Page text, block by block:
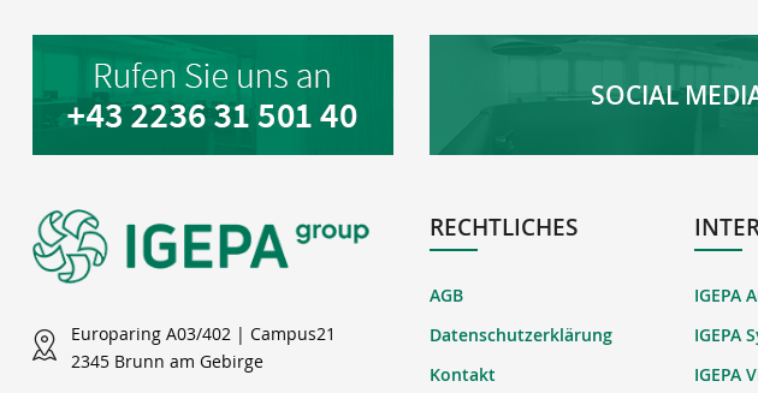
SOCIAL
Europaring A03/402 | Campus21
2345 Brunn am Gebirge
RECHTLICHES
AGB
Datenschutzerklärung
Kontakt
IGEPA
IGEPA
IGEPA